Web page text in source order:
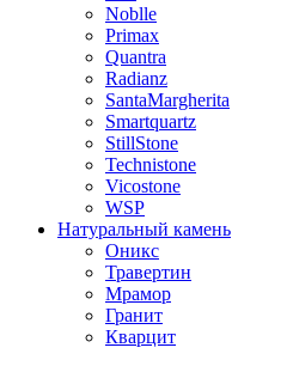
Noblle
Primax
Quantra
Radianz
SantaMargherita
Smartquartz
StillStone
Technistone
Vicostone
WSP
Натуральный камень
Оникс
Травертин
Мрамор
Гранит
Кварцит